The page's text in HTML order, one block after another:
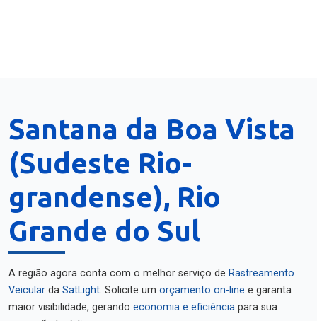
Santana da Boa Vista
(Sudeste Rio-
grandense), Rio
Grande do Sul
A região agora conta com o melhor serviço de Rastreamento
Veicular da SatLight. Solicite um orçamento on-line e garanta
maior visibilidade, gerando economia e eficiência para sua